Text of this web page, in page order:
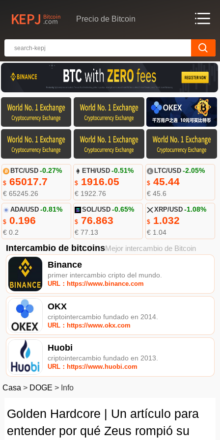
Precio de Bitcoin
BTC/USD -0.27%
$65017.7
€ 65245.26
ETH/USD -0.51%
$ 1916.05
€ 1922.76
LTC/USD -2.05%
$45.44
€ 45.6
ADA/USD -0.81%
$0.196
€ 0.2
SOL/USD -0.65%
$ 76.863
€ 77.13
XRP/USD -1.08%
$1.032
€ 1.04
Intercambio de bitcoinsMejor intercambio de Bitcoin
Binance
primer intercambio cripto del mundo.
URL：https://www.binance.com
OKX
criptointercambio fundado en 2014.
URL：https://www.okx.com
Huobi
criptointercambio fundado en 2013.
URL：https://www.huobi.com
Casa > DOGE > Info
Golden Hardcore | Un artículo para
entender por qué Zeus rompió su